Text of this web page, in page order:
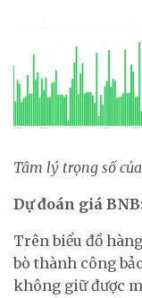
Tâm lý trọng số
Dự đoán giá
Trên biểu đồ
bò thành công
không giữ được